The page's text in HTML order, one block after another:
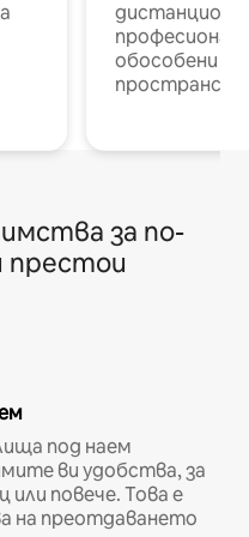
обособени
за по-
престои
под наем
ви удобства, за
или повече. Това е
на преотдаването